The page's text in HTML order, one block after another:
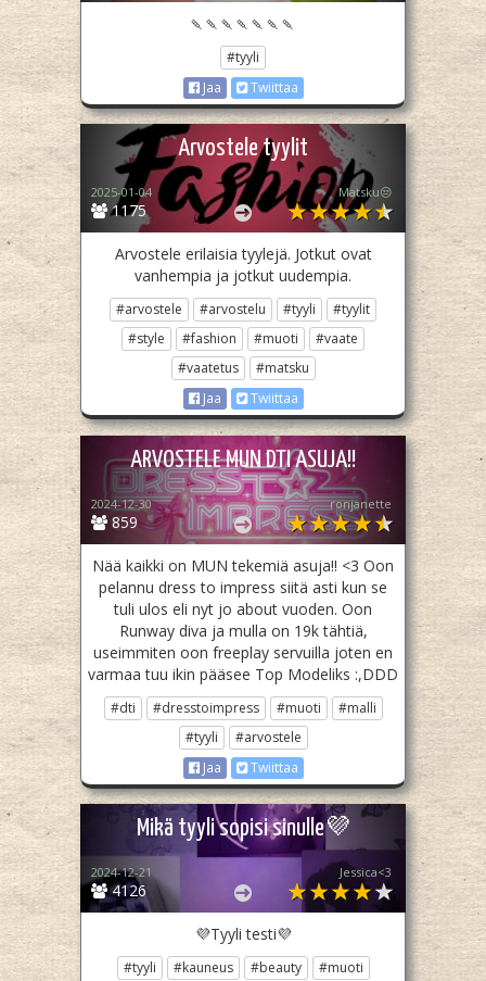
🍡🍡🍡🍡🍡🍡🍡
#tyyli
Jaa
Twiittaa
Arvostele tyylit
1175
2025-01-04 Matsku😒
Arvostele erilaisia tyylejä. Jotkut ovat
vanhempia ja jotkut uudempia.
#arvostele #arvostelu #tyyli
#tyylit
#style
#fashion #muoti
#vaate
#vaatetus
#matsku
Jaa
Twiittaa
ARVOSTELE MUN DTI ASUJA!!
859
2024-12-30 ronjanette
Nää kaikki on MUN tekemiä asuja!! <3 Oon
pelannu dress to impress siitä asti kun se
tuli ulos eli nyt jo about vuoden. Oon
Runway diva ja mulla on 19k tähtiä,
useimmiten oon freeplay servuilla joten en
varmaa tuu ikin pääsee Top Modeliks :,DDD
#dti #dresstoimpress #muoti
#malli
#tyyli
#arvostele
Jaa
Twiittaa
Mikä tyyli sopisi sinulle💜
4126
2024-12-21 Jessica<3
💜Tyyli testi💜
#tyyli #kauneus #beauty
#muoti